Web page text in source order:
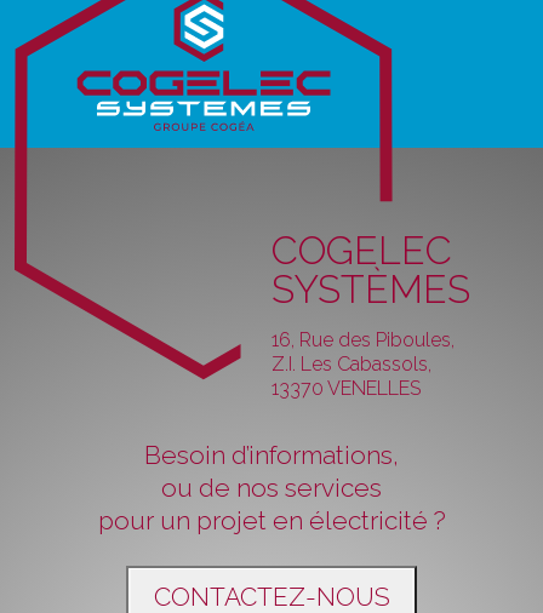
COGELEC
SYSTÈMES
16, Rue des Piboules,
Z.I. Les Cabassols,
13370 VENELLES
Besoin d’informations,
ou de nos services
pour un projet en électricité ?
CONTACTEZ-NOUS